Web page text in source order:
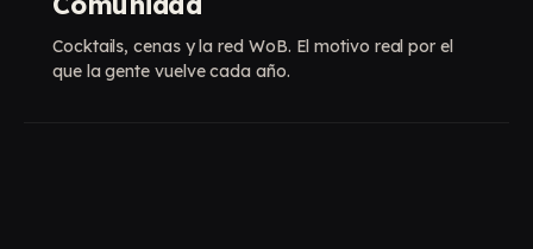
Cocktails, cenas y la red WoB. El motivo real por el
que la gente vuelve cada año.